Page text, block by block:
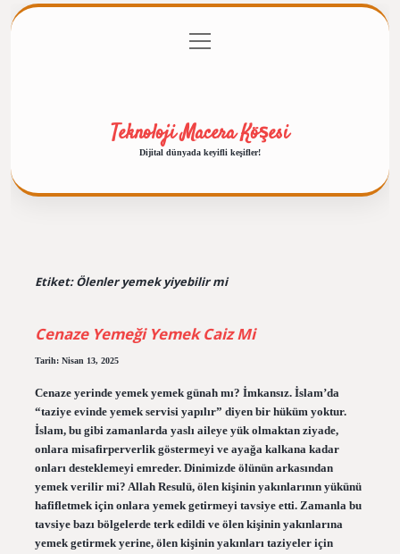
Gizlilik Politikası
menüyü
aç
Teknoloji Macera Köşesi
Dijital dünyada keyifli keşifler!
Etiket:Ölenler yemek yiyebilir mi
Cenaze Yemeği Yemek Caiz Mi
Tarih: Nisan 13, 2025
Cenaze yerinde yemek yemek günah mı? İmkansız. İslam’da
“taziye evinde yemek servisi yapılır” diyen bir hüküm yoktur.
İslam, bu gibi zamanlarda yaslı aileye yük olmaktan ziyade,
onlara misafirperverlik göstermeyi ve ayağa kalkana kadar
onları desteklemeyi emreder. Dinimizde ölünün arkasından
yemek verilir mi? Allah Resulü, ölen kişinin yakınlarının yükünü
hafifletmek için onlara yemek getirmeyi tavsiye etti. Zamanla bu
tavsiye bazı bölgelerde terk edildi ve ölen kişinin yakınlarına
yemek getirmek yerine, ölen kişinin yakınları taziyeler için